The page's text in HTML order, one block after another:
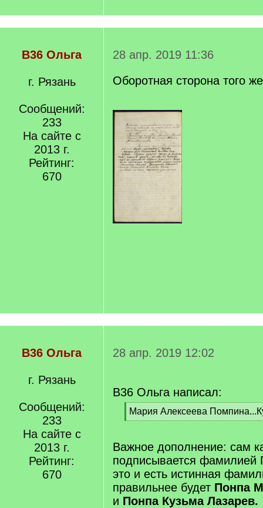
В36 Ольга
г. Рязань
Сообщений:
233
На сайте с
2013 г.
Рейтинг:
670
28 апр. 2019 11:36
Оборотная сторона того
В36 Ольга
г. Рязань
Сообщений:
233
На сайте с
2013 г.
Рейтинг:
670
28 апр. 2019 12:02
В36 Ольга написал:
[
q
Мария Алексеева
[
q
]
Важное дополнение: сам
подписывается фамилией
это и есть истинная
правильнее будет Понпа
и Понпа Кузьма Лазарев.